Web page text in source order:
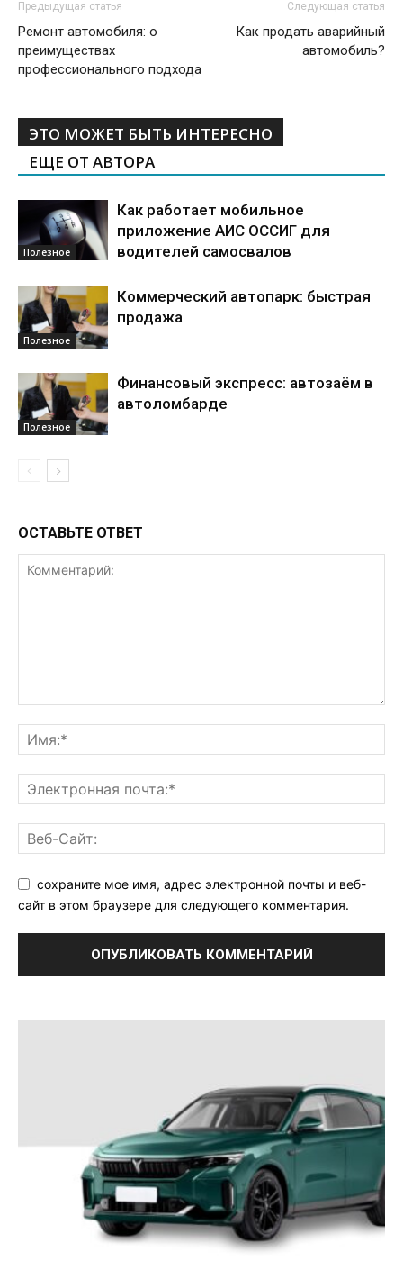
Предыдущая статья
Ремонт автомобиля: о
преимуществах
профессионального подхода
Следующая статья
Как продать аварийный
автомобиль?
ЭТО МОЖЕТ БЫТЬ ИНТЕРЕСНО
ЕЩЕ ОТ АВТОРА
Полезное
Как работает мобильное
приложение АИС ОССИГ для
водителей самосвалов
Полезное
Коммерческий автопарк: быстрая
продажа
Полезное
Финансовый экспресс: автозаём в
автоломбарде
ОСТАВЬТЕ ОТВЕТ
сохраните мое имя, адрес электронной почты и веб-
сайт в этом браузере для следующего комментария.